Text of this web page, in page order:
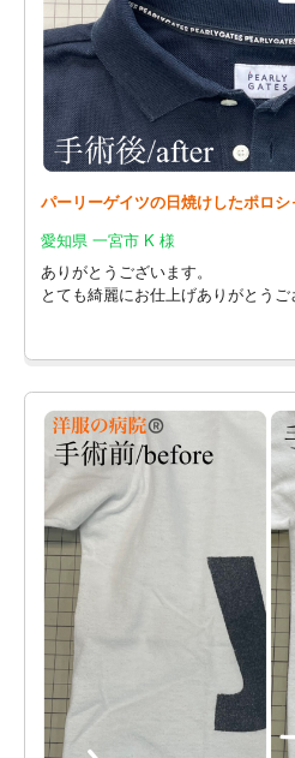
パーリーゲイツの日焼けしたポロ
愛知県 一宮市 K 様
ありがとうございます。
とても綺麗にお仕上げありがとうご